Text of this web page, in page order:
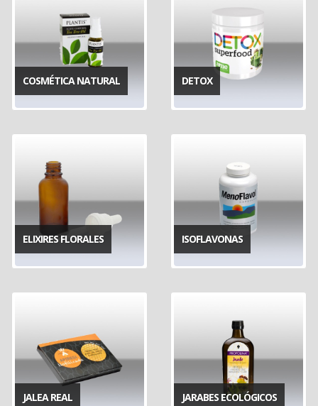
COSMÉTICA NATURAL DETOX
ELIXIRES FLORALES ISOFLAVONAS
JALEA REAL JARABES ECOLÓGICOS